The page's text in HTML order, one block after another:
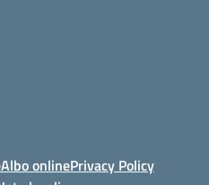
Albo onlinePrivacy Policy